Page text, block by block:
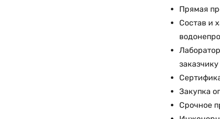
Прямая
Состав и
заказчику
Закупка
Срочное